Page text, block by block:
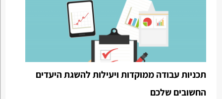
תכניות עבודה ממוקדות ויעילות להשגת היעדים
החשובים שלכם